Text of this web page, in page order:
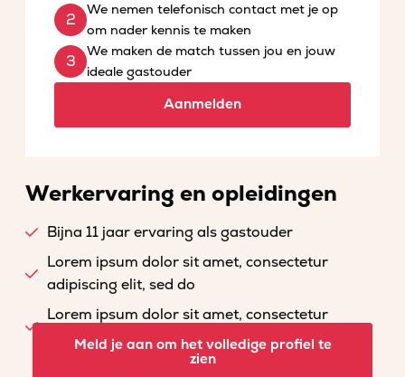
We nemen telefonisch contact met je op
om nader kennis te maken
We maken de match tussen jou en jouw
ideale gastouder
Aanmelden
Werkervaring en opleidingen
Bijna 11 jaar ervaring als gastouder
Lorem ipsum dolor sit amet, consectetur
adipiscing elit, sed do
Lorem ipsum dolor sit amet, consectetur
adipiscing elit, sed do
Lorem ipsum dolor sit amet, consectetur
Meld je aan om het volledige profiel te
zien